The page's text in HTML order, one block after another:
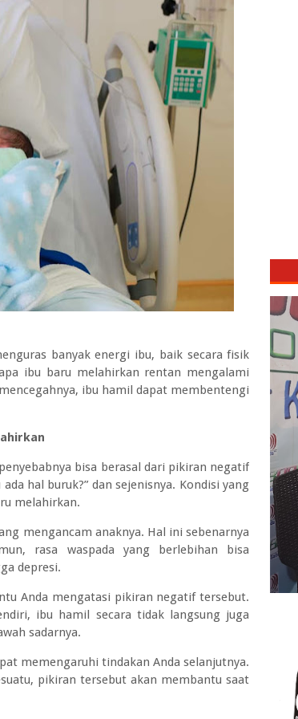
banyak energi ibu, baik secara fisik
ibu baru melahirkan rentan mengalami
ibu hamil dapat membentengi
bisa berasal dari pikiran negatif
hal buruk?” dan sejenisnya. Kondisi yang
melahirkan.
mengancam anaknya. Hal ini sebenarnya
rasa waspada yang berlebihan bisa
depresi.
Anda mengatasi pikiran negatif tersebut.
ibu hamil secara tidak langsung juga
sadarnya.
memengaruhi tindakan Anda selanjutnya.
pikiran tersebut akan membantu saat